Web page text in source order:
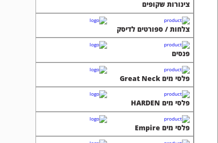
צינורות שקופים
צלחות / ספורטים לדיסק
פנסים
פלסי מים Great Neck
פלסי מים HARDEN
פלסי מים Empire